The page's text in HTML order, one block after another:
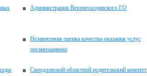
Администрация Верхнесалдинского ГО
Независимая оценка качества оказания услуг
организациями
Свердловский областной родительский комитет